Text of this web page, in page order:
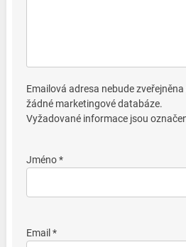
Emailová adresa nebude
žádné marketingové databáze.
Vyžadované informace jsou
Jméno *
Email *